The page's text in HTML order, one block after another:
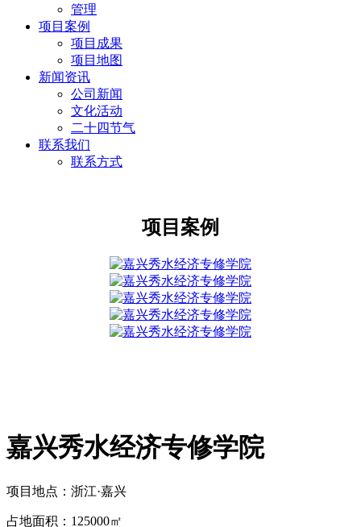
管理
项目案例
项目成果
项目地图
新闻资讯
公司新闻
文化活动
二十四节气
联系我们
联系方式
项目案例
嘉兴秀水经济专修学院
项目地点：浙江·嘉兴
占地面积：125000㎡